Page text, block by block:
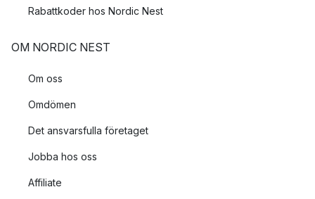
Rabattkoder hos Nordic Nest
OM NORDIC NEST
Om oss
Omdömen
Det ansvarsfulla företaget
Jobba hos oss
Affiliate